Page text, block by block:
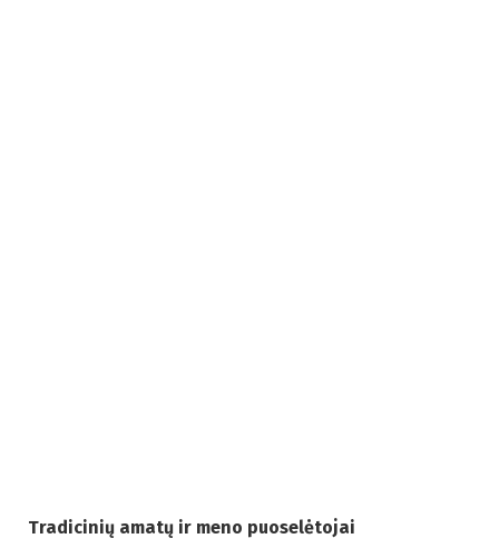
Tradicinių amatų ir meno puoselėtojai